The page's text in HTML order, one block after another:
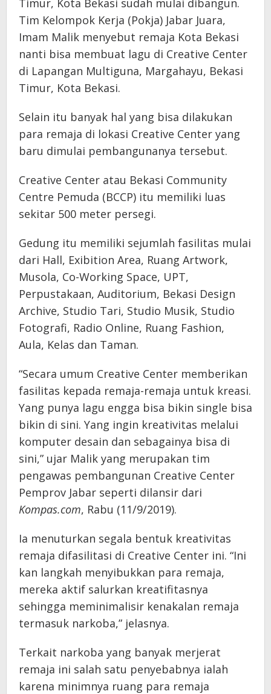
Timur, Kota Bekasi sudah mulai dibangun.
Tim Kelompok Kerja (Pokja) Jabar Juara,
Imam Malik menyebut remaja Kota Bekasi
nanti bisa membuat lagu di Creative Center
di Lapangan Multiguna, Margahayu, Bekasi
Timur, Kota Bekasi.
Selain itu banyak hal yang bisa dilakukan
para remaja di lokasi Creative Center yang
baru dimulai pembangunanya tersebut.
Creative Center atau Bekasi Community
Centre Pemuda (BCCP) itu memiliki luas
sekitar 500 meter persegi.
Gedung itu memiliki sejumlah fasilitas mulai
dari Hall, Exibition Area, Ruang Artwork,
Musola, Co-Working Space, UPT,
Perpustakaan, Auditorium, Bekasi Design
Archive, Studio Tari, Studio Musik, Studio
Fotografi, Radio Online, Ruang Fashion,
Aula, Kelas dan Taman.
“Secara umum Creative Center memberikan
fasilitas kepada remaja-remaja untuk kreasi.
Yang punya lagu engga bisa bikin single bisa
bikin di sini. Yang ingin kreativitas melalui
komputer desain dan sebagainya bisa di
sini,” ujar Malik yang merupakan tim
pengawas pembangunan Creative Center
Pemprov Jabar seperti dilansir dari
Kompas.com, Rabu (11/9/2019).
Ia menuturkan segala bentuk kreativitas
remaja difasilitasi di Creative Center ini. “Ini
kan langkah menyibukkan para remaja,
mereka aktif salurkan kreatifitasnya
sehingga meminimalisir kenakalan remaja
termasuk narkoba,” jelasnya.
Terkait narkoba yang banyak merjerat
remaja ini salah satu penyebabnya ialah
karena minimnya ruang para remaja